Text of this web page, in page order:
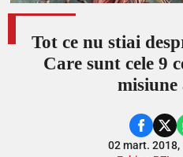
Tot ce nu stiai
Care sunt cele 9
misiune
02 mart. 2018,